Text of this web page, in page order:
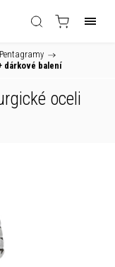
Pentagramy /
dárkové balení
oceli